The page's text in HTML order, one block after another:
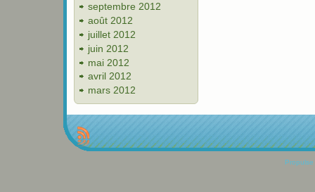
septembre 2012
août 2012
juillet 2012
juin 2012
mai 2012
avril 2012
mars 2012